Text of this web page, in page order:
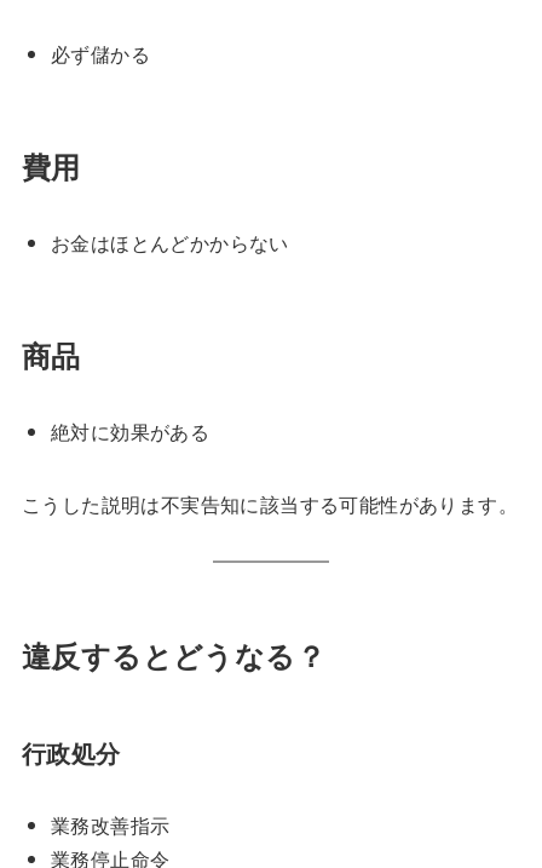
必ず儲かる
費用
お金はほとんどかからない
商品
絶対に効果がある
こうした説明は不実告知に該当する可能性があります。
違反するとどうなる？
行政処分
業務改善指示
業務停止命令